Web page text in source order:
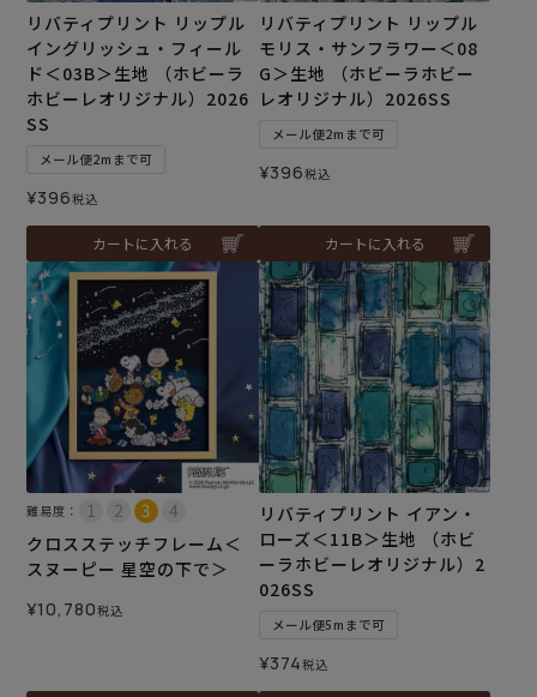
リバティプリント リップル
イングリッシュ・フィール
ド＜03B＞生地 （ホビーラ
ホビーレオリジナル）2026
SS
メール便2mまで可
¥396税込
カートに入れる
リバティプリント リップル
モリス・サンフラワー＜08
G＞生地 （ホビーラホビー
レオリジナル）2026SS
メール便2mまで可
¥396税込
カートに入れる
難易度：
クロスステッチフレーム＜
スヌーピー 星空の下で＞
¥10,780税込
リバティプリント イアン・
ローズ＜11B＞生地 （ホビ
ーラホビーレオリジナル）2
026SS
メール便5mまで可
¥374税込